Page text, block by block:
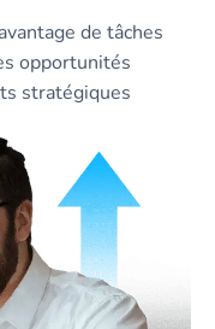
de tâches
opportunités
stratégiques